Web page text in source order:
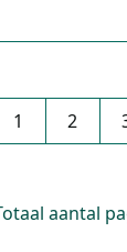
1 2
aantal